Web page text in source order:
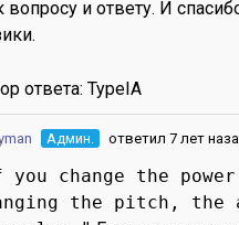
вопросу и ответу. И
ответа: TypeIA
Админ. ответил 7 лет
change the
the pitch,